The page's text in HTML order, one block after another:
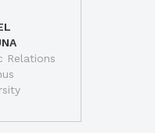
Relations